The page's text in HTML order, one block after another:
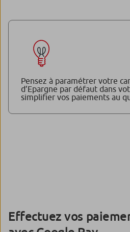
Pensez à paramétrer votre
d’Epargne par défaut dans
simplifier vos paiements au
Effectuez vos